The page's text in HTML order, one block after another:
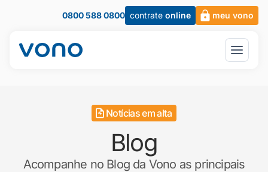
0800 588 0800 contrate online meu vono
Notícias em alta
Blog
Acompanhe no Blog da Vono as principais